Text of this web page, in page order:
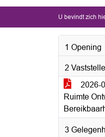
U bevindt zich
1 Opening
2
2026-
Ruimte
3